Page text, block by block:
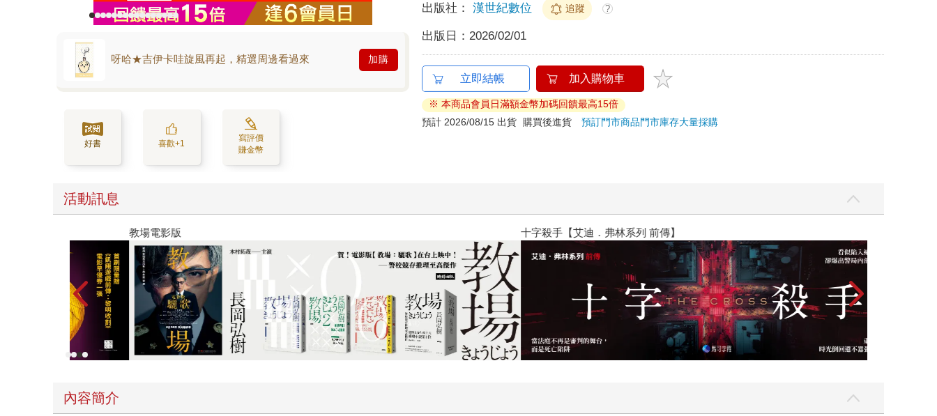
呀哈★吉伊卡哇旋風再起，精選周邊看過來 加購
好書 喜歡+1
寫評價
賺金幣
出版社： 漢世紀數位 追蹤 ?
出版日： 2026/02/01
立即結帳 加入購物車
※ 本商品會員日滿額金幣加碼回饋最高15倍
預計 2026/08/15 出貨
購買後進貨預訂門市商品門市庫存大量採購
活動訊息
十字殺手【艾迪．弗林系列 前傳】
內容簡介